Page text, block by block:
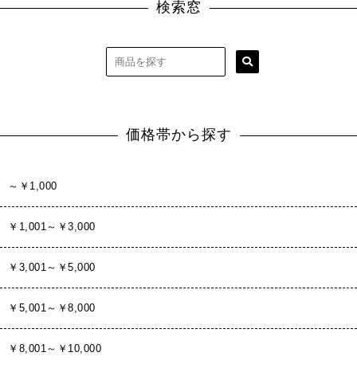
検索窓
価格帯から探す
～￥1,000
￥1,001～￥3,000
￥3,001～￥5,000
￥5,001～￥8,000
￥8,001～￥10,000